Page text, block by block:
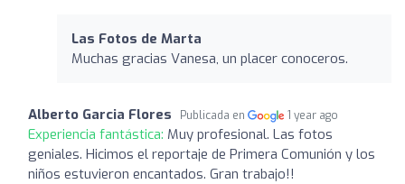
Las Fotos de Marta
Muchas gracias Vanesa, un placer conoceros.
Alberto Garcia Flores Publicada en 1 year ago
Experiencia fantástica: Muy profesional. Las fotos
geniales. Hicimos el reportaje de Primera Comunión y los
niños estuvieron encantados. Gran trabajo!!